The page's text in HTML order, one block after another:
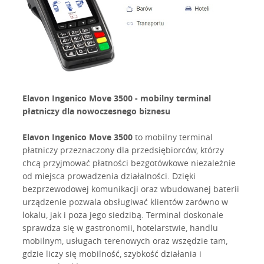
Elavon Ingenico Move 3500 - mobilny terminal
płatniczy dla nowoczesnego biznesu
Elavon Ingenico Move 3500 to mobilny terminal
płatniczy przeznaczony dla przedsiębiorców, którzy
chcą przyjmować płatności bezgotówkowe niezależnie
od miejsca prowadzenia działalności. Dzięki
bezprzewodowej komunikacji oraz wbudowanej baterii
urządzenie pozwala obsługiwać klientów zarówno w
lokalu, jak i poza jego siedzibą. Terminal doskonale
sprawdza się w gastronomii, hotelarstwie, handlu
mobilnym, usługach terenowych oraz wszędzie tam,
gdzie liczy się mobilność, szybkość działania i